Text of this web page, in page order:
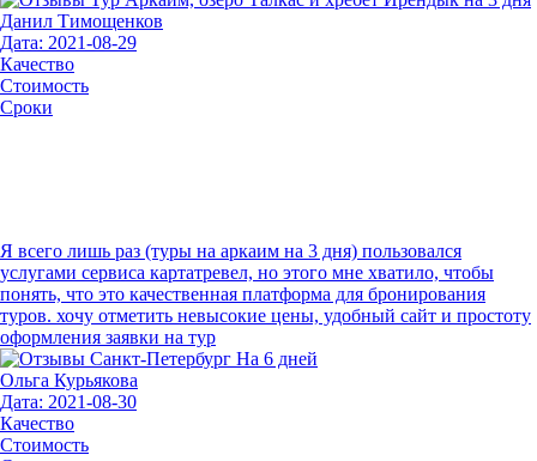
Данил Тимощенков
Дата: 2021-08-29
Качество
Стоимость
Сроки
Я всего лишь раз (туры на аркаим на 3 дня) пользовался
услугами сервиса картатревел, но этого мне хватило, чтобы
понять, что это качественная платформа для бронирования
туров. хочу отметить невысокие цены, удобный сайт и простоту
оформления заявки на тур
Ольга Курьякова
Дата: 2021-08-30
Качество
Стоимость